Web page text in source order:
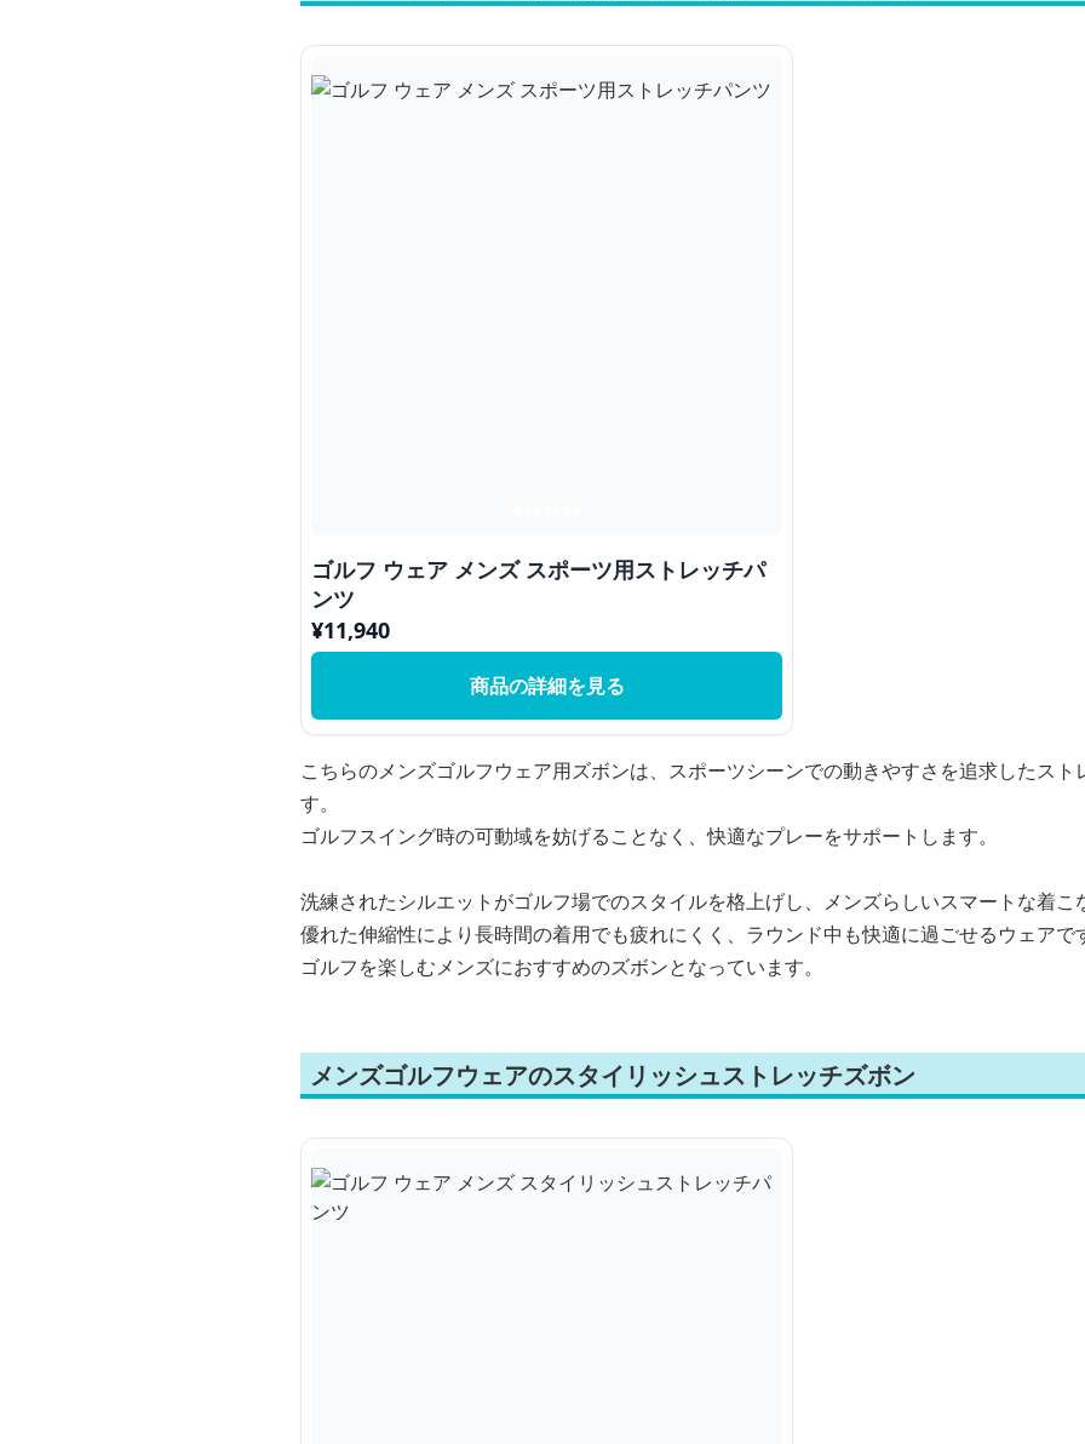
ゴルフ ウェア メンズ スポーツ用ストレッチパ
ンツ
¥11,940
商品の詳細を見る
こちらのメンズゴルフウェア用ズボンは、スポーツシーンでの動きやすさを追求したス
す。
ゴルフスイング時の可動域を妨げることなく、快適なプレーをサポートします。
洗練されたシルエットがゴルフ場でのスタイルを格上げし、メンズらしいスマートな着こ
優れた伸縮性により長時間の着用でも疲れにくく、ラウンド中も快適に過ごせるウェアで
ゴルフを楽しむメンズにおすすめのズボンとなっています。
メンズゴルフウェアのスタイリッシュストレッチズボン